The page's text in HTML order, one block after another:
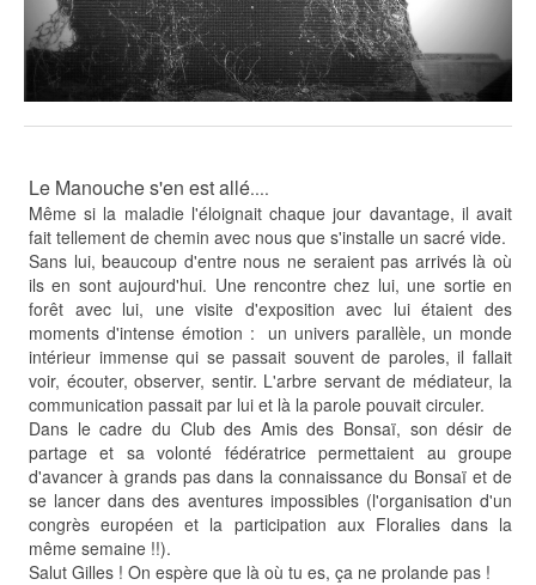
Le Manouche s'en est allé....
Même si la maladie l'éloignait chaque jour davantage, il avait
fait tellement de chemin avec nous que s'installe un sacré vide.
Sans lui, beaucoup d'entre nous ne seraient pas arrivés là où
ils en sont aujourd'hui. Une rencontre chez lui, une sortie en
forêt avec lui, une visite d'exposition avec lui étaient des
moments d'intense émotion : un univers parallèle, un monde
intérieur immense qui se passait souvent de paroles, il fallait
voir, écouter, observer, sentir. L'arbre servant de médiateur, la
communication passait par lui et là la parole pouvait circuler.
Dans le cadre du Club des Amis des Bonsaï, son désir de
partage et sa volonté fédératrice permettaient au groupe
d'avancer à grands pas dans la connaissance du Bonsaï et de
se lancer dans des aventures impossibles (l'organisation d'un
congrès européen et la participation aux Floralies dans la
même semaine !!).
Salut Gilles ! On espère que là où tu es, ça ne prolande pas !